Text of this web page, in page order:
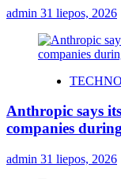
admin 31 liepos, 2026
Anthropic says
companies
admin 31 liepos, 2026